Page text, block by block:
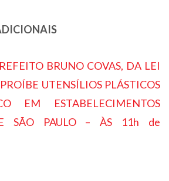
BRUNO COVAS, DA LEI
UTENSÍLIOS PLÁSTICOS
EM ESTABELECIMENTOS
SÃO PAULO – ÀS 11h de